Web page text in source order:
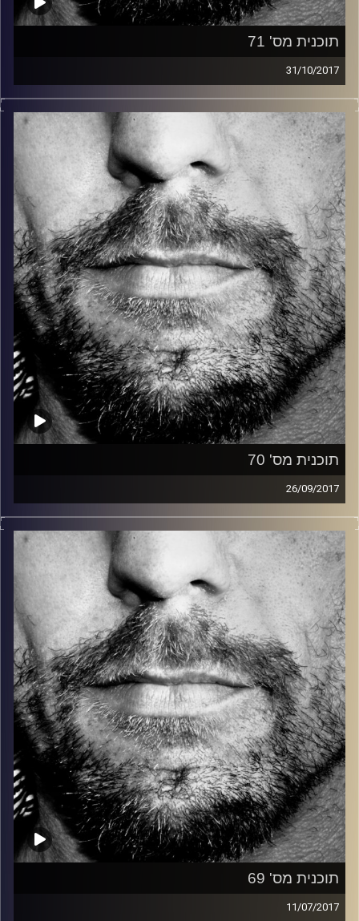
תוכנית מס' 71
31/10/2017
זיפים, מוזיקה מחוספסת של הופעות חיות. הרבה ג'אם, רוק,
בלוז, bluegrass, ג'אז, Fאנק, פרוגרסיב ואפילו אלקטרוניקה.
כל מה שחי, אמיתי ונושם.
עם שמוליק רגב.
קרדיט תמונות: David Goehring
תוכנית מס' 70
26/09/2017
זיפים, מוזיקה מחוספסת של הופעות חיות. הרבה ג'אם, רוק,
בלוז, bluegrass, ג'אז, Fאנק, פרוגרסיב ואפילו אלקטרוניקה.
כל מה שחי, אמיתי ונושם.
עם שמוליק רגב.
קרדיט תמונות: David Goehring
תוכנית מס' 69
11/07/2017